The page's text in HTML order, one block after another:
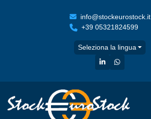
info@stockeurostock.it
+39 05321824599
Seleziona la lingua
linkedinwhatsapp